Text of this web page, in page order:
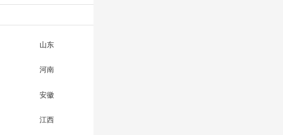
山东
河南
安徽
江西